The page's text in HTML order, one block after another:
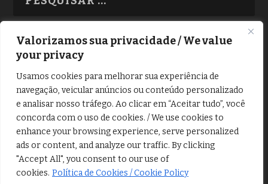
Valorizamos sua privacidade / We value
your privacy
Usamos cookies para melhorar sua experiência de
navegação, veicular anúncios ou conteúdo personalizado
e analisar nosso tráfego. Ao clicar em “Aceitar tudo”, você
concorda com o uso de cookies. / We use cookies to
enhance your browsing experience, serve personalized
ads or content, and analyze our traffic. By clicking
"Accept All", you consent to our use of
cookies. Política de Cookies / Cookie Policy
TODAS OS ASSUNTOS
Copyright © Alô Tatuapé 2013 / 2026
Desenvolvido por ALOSP MKT DIGITAL